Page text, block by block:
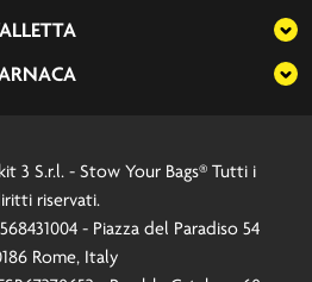
3 S.r.l. - Stow Your Bags® Tutti i
riservati.
- Piazza del Paradiso 54
Rome, Italy